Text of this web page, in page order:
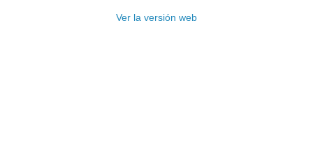
Ver la versión web